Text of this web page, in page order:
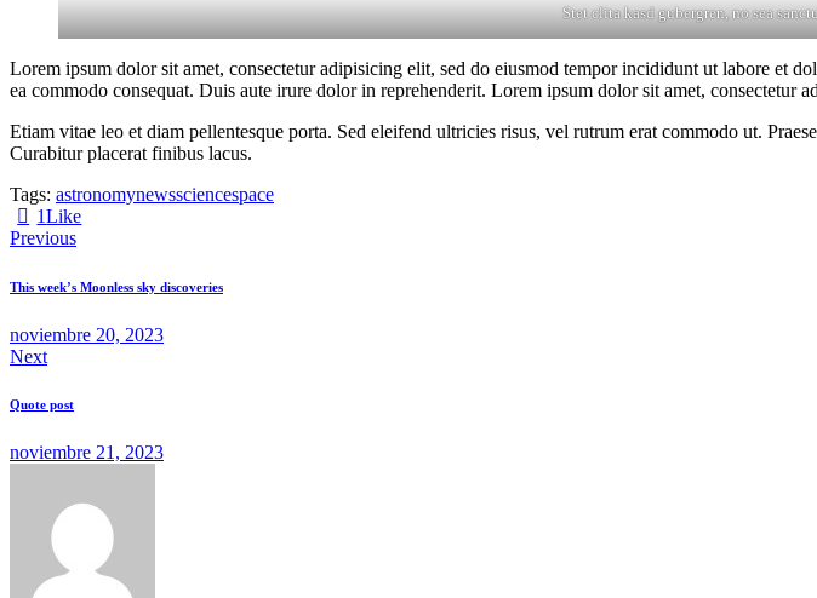
Stet clita kasd gubergren, no sea
Lorem ipsum dolor sit amet, consectetur adipisicing elit, sed do eiusmod tempor incididunt ut labore et
ea commodo consequat. Duis aute irure dolor in reprehenderit. Lorem ipsum dolor sit amet, consectetur
Etiam vitae leo et diam pellentesque porta. Sed eleifend ultricies risus, vel rutrum erat commodo ut.
Curabitur placerat finibus lacus.
Tags: astronomynewssciencespace
1Like
Navegación
de
Previous
This week’s Moonless sky discoveries
noviembre 20, 2023
Next
Quote post
noviembre 21, 2023